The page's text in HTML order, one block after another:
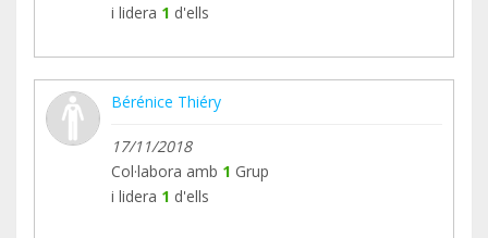
i lidera 1 d'ells
Bérénice Thiéry
17/11/2018
Col·labora amb 1 Grup
i lidera 1 d'ells